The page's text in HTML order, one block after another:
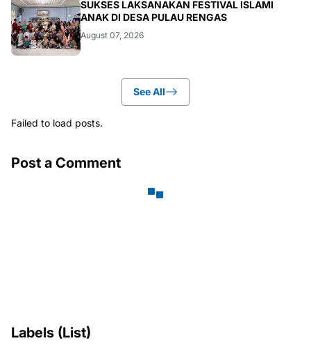
SUKSES LAKSANAKAN FESTIVAL ISLAMI
ANAK DI DESA PULAU RENGAS
August 07, 2026
See All
Failed to load posts.
Post a Comment
Labels (List)